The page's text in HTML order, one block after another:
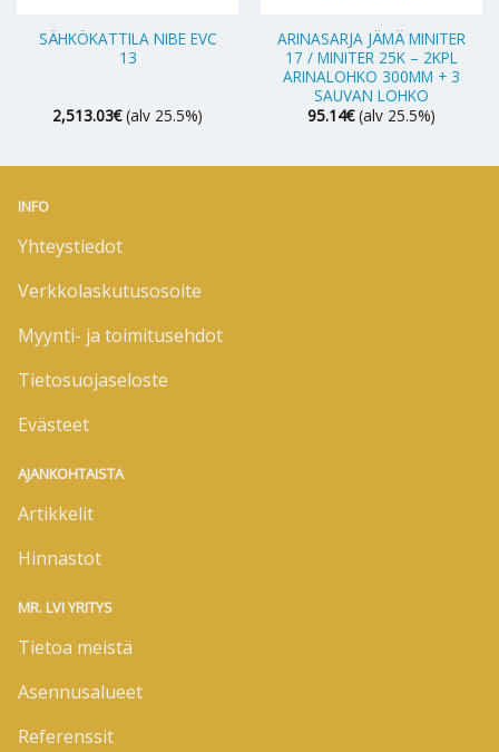
SÄHKÖKATTILA NIBE EVC
13
2,513.03€ (alv 25.5%)
ARINASARJA JÄMÄ MINITER
17 / MINITER 25K – 2KPL
ARINALOHKO 300MM + 3
SAUVAN LOHKO
95.14€ (alv 25.5%)
INFO
Yhteystiedot
Verkkolaskutusosoite
Myynti- ja toimitusehdot
Tietosuojaseloste
Evästeet
AJANKOHTAISTA
Artikkelit
Hinnastot
MR. LVI YRITYS
Tietoa meistä
Asennusalueet
Referenssit